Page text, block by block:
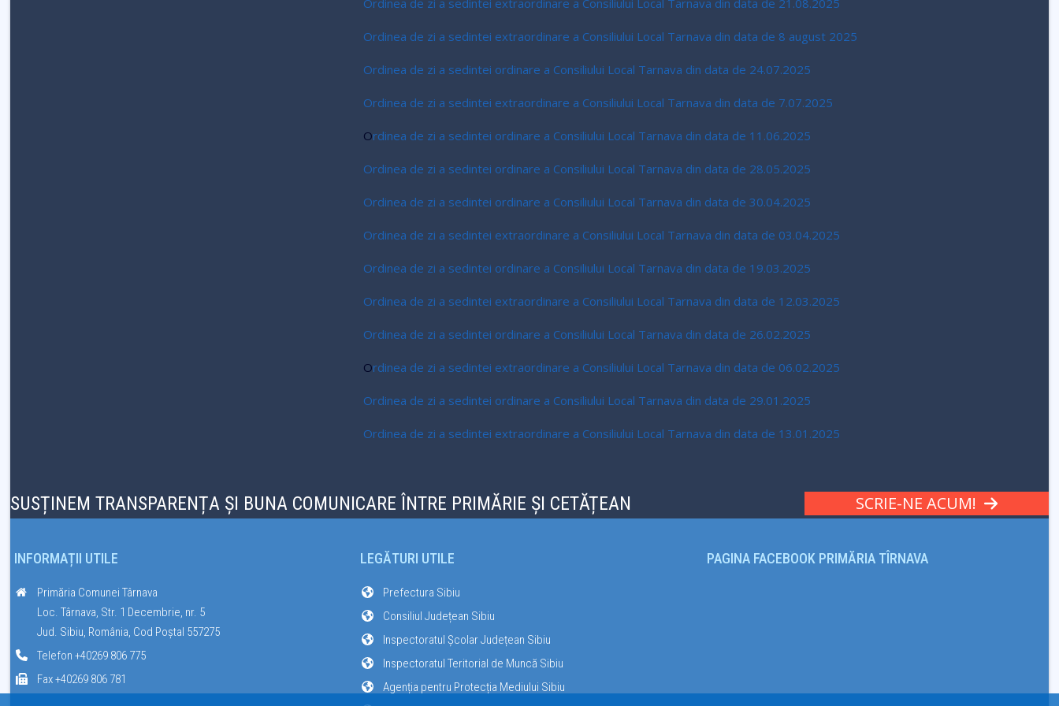
Ordinea de zi a sedintei extraordinare a Consiliului Local Tarnava din data de 21.08.2025
Ordinea de zi a sedintei extraordinare a Consiliului Local Tarnava din data de 8 august 2025
Ordinea de zi a sedintei ordinare a Consiliului Local Tarnava din data de 24.07.2025
Ordinea de zi a sedintei extraordinare a Consiliului Local Tarnava din data de 7.07.2025
Ordinea de zi a sedintei ordinare a Consiliului Local Tarnava din data de 11.06.2025
Ordinea de zi a sedintei ordinare a Consiliului Local Tarnava din data de 28.05.2025
Ordinea de zi a sedintei ordinare a Consiliului Local Tarnava din data de 30.04.2025
Ordinea de zi a sedintei extraordinare a Consiliului Local Tarnava din data de 03.04.2025
Ordinea de zi a sedintei ordinare a Consiliului Local Tarnava din data de 19.03.2025
Ordinea de zi a sedintei extraordinare a Consiliului Local Tarnava din data de 12.03.2025
Ordinea de zi a sedintei ordinare a Consiliului Local Tarnava din data de 26.02.2025
Ordinea de zi a sedintei extraordinare a Consiliului Local Tarnava din data de 06.02.2025
Ordinea de zi a sedintei ordinare a Consiliului Local Tarnava din data de 29.01.2025
Ordinea de zi a sedintei extraordinare a Consiliului Local Tarnava din data de 13.01.2025
SUSȚINEM TRANSPARENȚA ȘI BUNA COMUNICARE ÎNTRE PRIMĂRIE ȘI CETĂȚEAN SCRIE-NE ACUM!
INFORMAȚII UTILE
Primăria Comunei Târnava
Loc. Târnava, Str. 1 Decembrie, nr. 5
Jud. Sibiu, România, Cod Poștal 557275
Telefon +40269 806 775
Fax +40269 806 781
LEGĂTURI UTILE
Prefectura Sibiu
Consiliul Județean Sibiu
Inspectoratul Școlar Județean Sibiu
Inspectoratul Teritorial de Muncă Sibiu
Agenția pentru Protecția Mediului Sibiu
PAGINA FACEBOOK PRIMĂRIA TÎRNAVA